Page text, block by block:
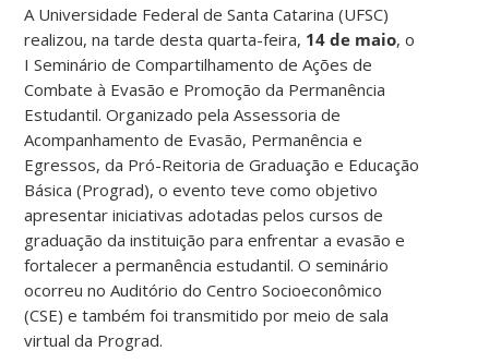
A Universidade Federal de Santa Catarina (UFSC)
realizou, na tarde desta quarta-feira, 14 de maio, o
I Seminário de Compartilhamento de Ações de
Combate à Evasão e Promoção da Permanência
Estudantil. Organizado pela Assessoria de
Acompanhamento de Evasão, Permanência e
Egressos, da Pró-Reitoria de Graduação e Educação
Básica (Prograd), o evento teve como objetivo
apresentar iniciativas adotadas pelos cursos de
graduação da instituição para enfrentar a evasão e
fortalecer a permanência estudantil. O seminário
ocorreu no Auditório do Centro Socioeconômico
(CSE) e também foi transmitido por meio de sala
virtual da Prograd.